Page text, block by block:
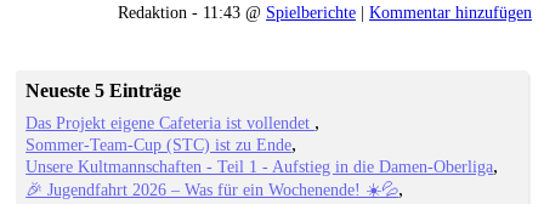
Redaktion - 11:43 @ Spielberichte | Kommentar hinzufügen
Neueste 5 Einträge
Das Projekt eigene Cafeteria ist vollendet
Sommer-Team-Cup (STC) ist zu Ende
Unsere Kultmannschaften - Teil 1 - Aufstieg in die Damen-Oberliga
🎉 Jugendfahrt 2026 – Was für ein Wochenende! ☀️💦